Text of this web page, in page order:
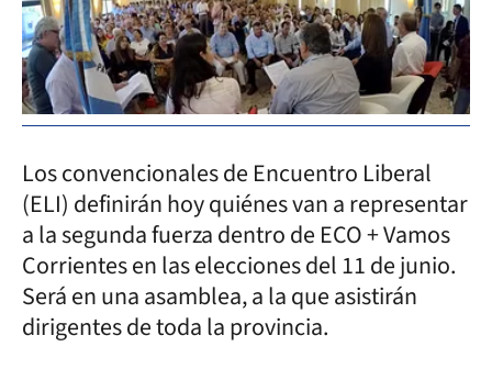
Los convencionales de Encuentro Liberal
(ELI) definirán hoy quiénes van a representar
a la segunda fuerza dentro de ECO + Vamos
Corrientes en las elecciones del 11 de junio.
Será en una asamblea, a la que asistirán
dirigentes de toda la provincia.